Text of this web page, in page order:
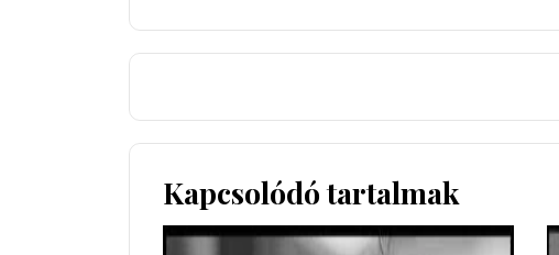
Kapcsolódó tartalmak